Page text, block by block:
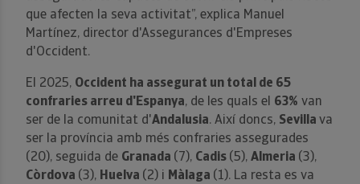
que afecten la seva activitat”, explica Manuel
Martínez, director d'Assegurances d'Empreses
d'Occident.
El 2025, Occident ha assegurat un total de 65
confraries arreu d'Espanya, de les quals el 63% van
ser de la comunitat d'Andalusia. Així doncs, Sevilla va
ser la província amb més confraries assegurades
(20), seguida de Granada (7), Cadis (5), Almeria (3),
Còrdova (3), Huelva (2) i Màlaga (1). La resta es va